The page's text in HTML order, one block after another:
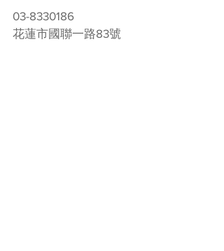
03-8330186
花蓮市國聯一路83號